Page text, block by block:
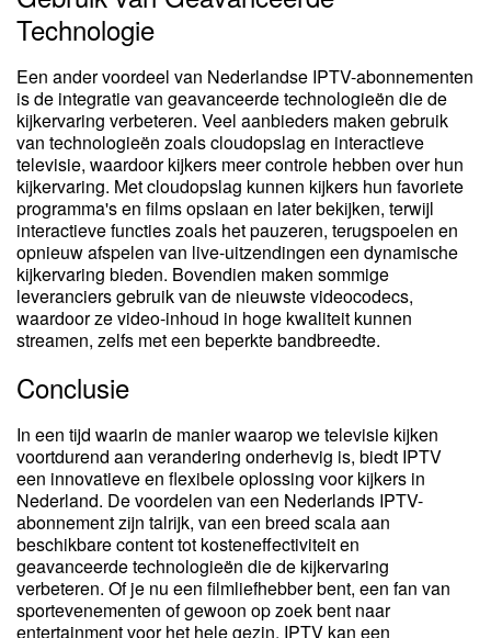
Technologie
Een ander voordeel van Nederlandse IPTV-abonnementen
is de integratie van geavanceerde technologieën die de
kijkervaring verbeteren. Veel aanbieders maken gebruik
van technologieën zoals cloudopslag en interactieve
televisie, waardoor kijkers meer controle hebben over hun
kijkervaring. Met cloudopslag kunnen kijkers hun favoriete
programma's en films opslaan en later bekijken, terwijl
interactieve functies zoals het pauzeren, terugspoelen en
opnieuw afspelen van live-uitzendingen een dynamische
kijkervaring bieden. Bovendien maken sommige
leveranciers gebruik van de nieuwste videocodecs,
waardoor ze video-inhoud in hoge kwaliteit kunnen
streamen, zelfs met een beperkte bandbreedte.
Conclusie
In een tijd waarin de manier waarop we televisie kijken
voortdurend aan verandering onderhevig is, biedt IPTV
een innovatieve en flexibele oplossing voor kijkers in
Nederland. De voordelen van een Nederlands IPTV-
abonnement zijn talrijk, van een breed scala aan
beschikbare content tot kosteneffectiviteit en
geavanceerde technologieën die de kijkervaring
verbeteren. Of je nu een filmliefhebber bent, een fan van
sportevenementen of gewoon op zoek bent naar
entertainment voor het hele gezin, IPTV kan een